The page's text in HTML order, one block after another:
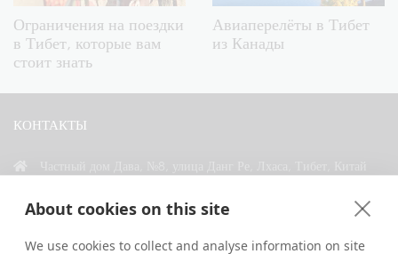
About cookies on this site
We use cookies to collect and analyse information on site
Ограничения на поездки
в Тибет, которые вам
стоит знать
Авиаперелёты в Тибет
из Канады
КОНТАКТЫ